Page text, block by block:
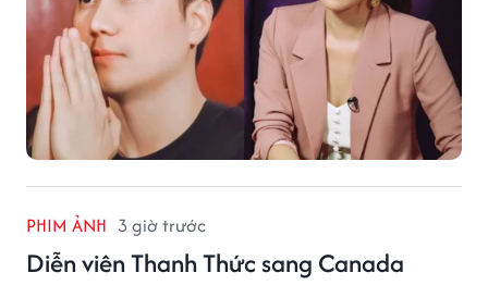
PHIM ẢNH 3 giờ trước
Diễn viên Thanh Thức sang Canada